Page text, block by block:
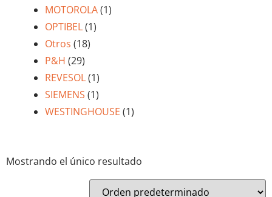
MOTOROLA(1)
OPTIBEL(1)
Otros (18)
P&H (29)
REVESOL(1)
SIEMENS (1)
WESTINGHOUSE (1)
Mostrando el único resultado